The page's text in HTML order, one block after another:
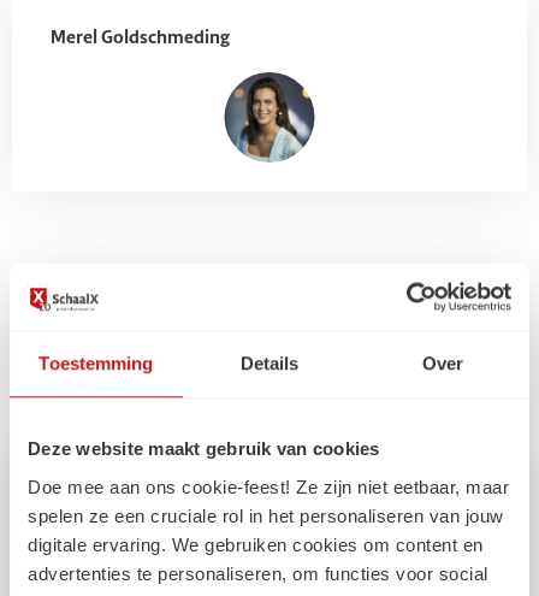
Toestemming Details Over
Deze website maakt gebruik van cookies
Doe mee aan ons cookie-feest! Ze zijn niet eetbaar, maar
spelen ze een cruciale rol in het personaliseren van jouw
digitale ervaring. We gebruiken cookies om content en
advertenties te personaliseren, om functies voor social
Merel Goldschmeding
Gerelateerde